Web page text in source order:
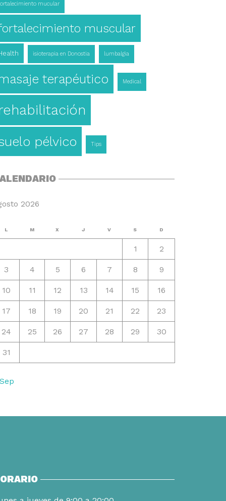
mucular
muscular
isioterapia en Donostia lumbalgia
terapéutico Medical
pélvico Tips
2026
L M X J V S D
1 2
3 4 5 6 7 8 9
10 11 12 13 14 15 16
17 18 19 20 21 22 23
24 25 26 27 28 29 30
31